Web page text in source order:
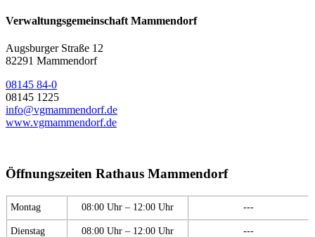
Verwaltungsgemeinschaft Mammendorf
Augsburger Straße 12
82291 Mammendorf
08145 84-0
08145 1225
info@vgmammendorf.de
www.vgmammendorf.de
Öffnungszeiten Rathaus Mammendorf
Montag 08:00 Uhr – 12:00 Uhr ---
Dienstag 08:00 Uhr – 12:00 Uhr ---